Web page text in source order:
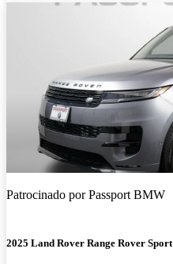
Patrocinado porPassport BMW
2025 Land Rover Range Rover Sport